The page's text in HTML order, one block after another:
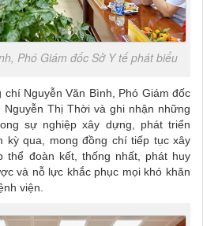
Phó Giám đốc Sở Y tế phát biểu
chí Nguyễn Văn Bình, Phó Giám đốc
Thị Thời và ghi nhận những
sự nghiệp xây dựng, phát triển
kỳ qua, mong đồng chí tiếp tục xây
thể đoàn kết, thống nhất, phát huy
và nỗ lực khắc phục mọi khó khăn
viện.